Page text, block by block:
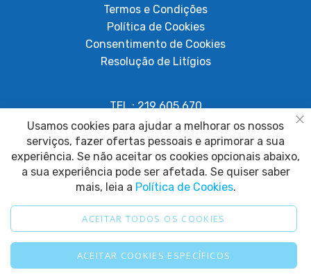
Termos e Condições
Política de Cookies
Consentimento de Cookies
Resolução de Litígios
TEL.: 219 605 670
Chamada para rede fixa nacional
geral@papagaiosempenas.com
2025 © Papagaio sem Penas. Todos os direitos reservados.
Usamos cookies para ajudar a melhorar os nossos
serviços, fazer ofertas pessoais e aprimorar a sua
experiência. Se não aceitar os cookies opcionais abaixo,
a sua experiência pode ser afetada. Se quiser saber
mais, leia a Política de Cookies.
ACEITAR TODOS OS COOKIES
ACEITAR COOKIES ESPECÍFICOS